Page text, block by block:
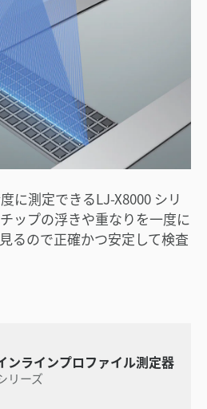
に測定できるLJ-X8000 シリ
ップの浮きや重なりを一度に
るので正確かつ安定して検査
ンラインプロファイル測定器
リーズ